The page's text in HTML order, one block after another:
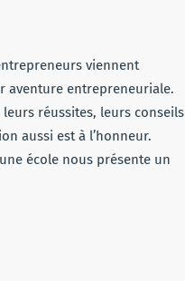
viennent
aventure entrepreneuriale.
réussites, leurs conseils
aussi est à l’honneur.
école nous présente un